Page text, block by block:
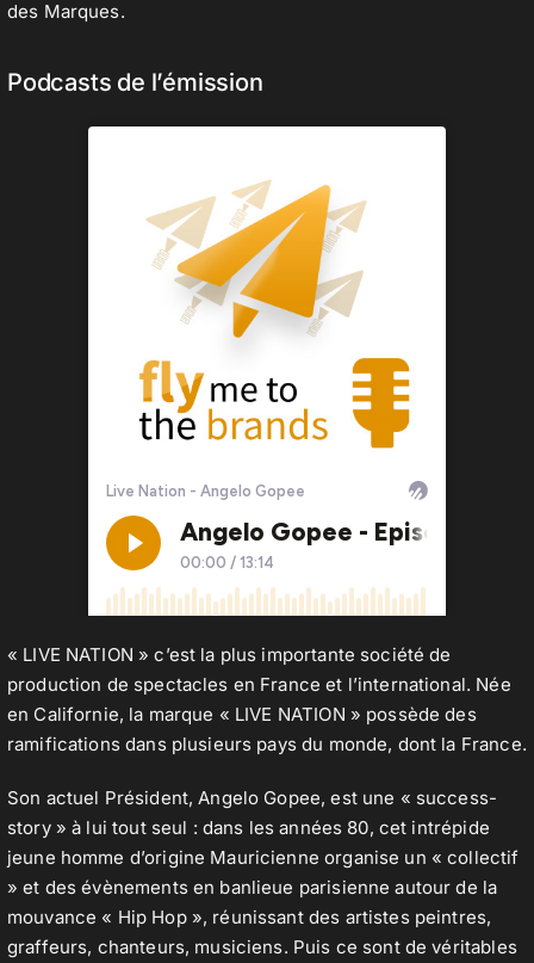
des Marques.
Podcasts de l’émission
« LIVE NATION » c’est la plus importante société de
production de spectacles en France et l’international. Née
en Californie, la marque « LIVE NATION » possède des
ramifications dans plusieurs pays du monde, dont la France.
Son actuel Président, Angelo Gopee, est une « success-
story » à lui tout seul : dans les années 80, cet intrépide
jeune homme d’origine Mauricienne organise un « collectif
» et des évènements en banlieue parisienne autour de la
mouvance « Hip Hop », réunissant des artistes peintres,
graffeurs, chanteurs, musiciens. Puis ce sont de véritables